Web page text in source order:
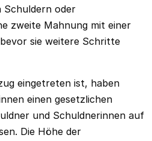
Schuldern oder
zweite Mahnung mit einer
sie weitere Schritte
eingetreten ist, haben
einen gesetzlichen
und Schuldnerinnen auf
Die Höhe der